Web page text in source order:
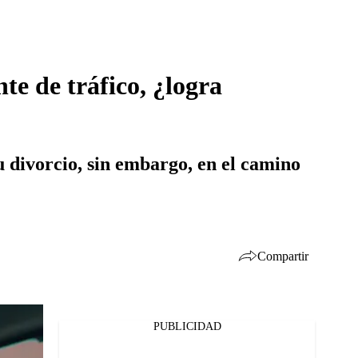
de tráfico, ¿logra
divorcio, sin embargo, en el camino
Compartir
Facebook
PUBLICIDAD